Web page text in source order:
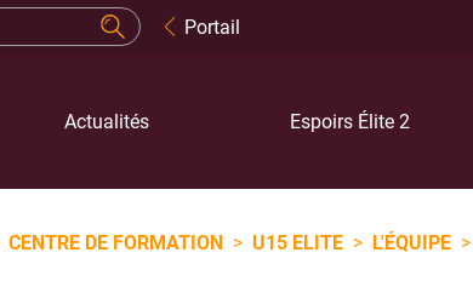
Portail
Actualités Espoirs Élite 2
CENTRE DE FORMATION > U15 ELITE > L'ÉQUIPE >